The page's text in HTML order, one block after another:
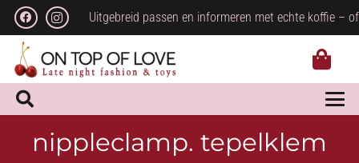
Uitgebreid passen en informeren met echte koffie –
nippleclamp. tepelklem